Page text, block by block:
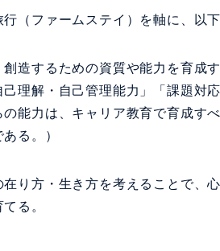
（ファームステイ）を軸に、以
創造するための資質や能力を育成
理解・自己管理能力」「課題対
能力は、キャリア教育で育成す
る。）
在り方・生き方を考えることで、
る。